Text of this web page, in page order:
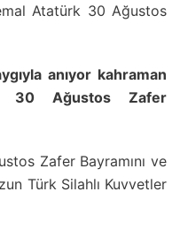
Atatürk 30 Ağustos
anıyor kahraman
30 Ağustos Zafer
Zafer Bayramını ve
Türk Silahlı Kuvvetler